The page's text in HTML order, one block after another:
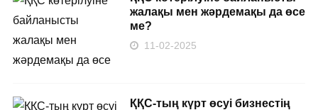
жалақы мен жәрдемақы да өсе
ме?
11-02-2025
ҚҚС-тың күрт өсуі бизнестің